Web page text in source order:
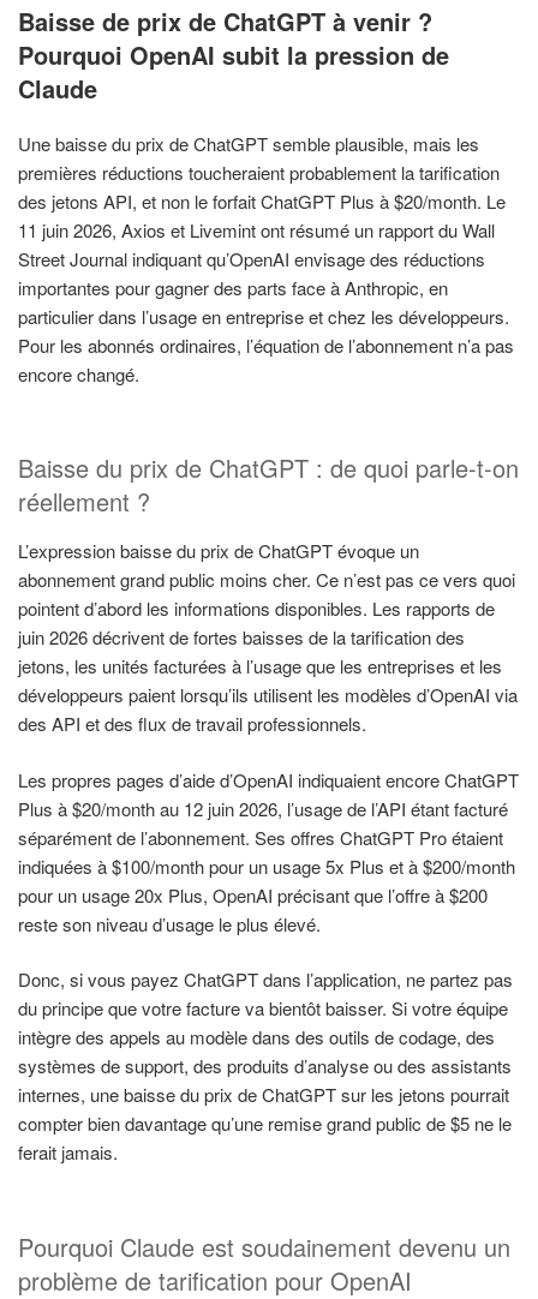
LE
Baisse de prix de ChatGPT à venir ?
Pourquoi OpenAI subit la pression de
Claude
Une baisse du prix de ChatGPT semble plausible, mais les
premières réductions toucheraient probablement la tarification
des jetons API, et non le forfait ChatGPT Plus à $20/month. Le
11 juin 2026, Axios et Livemint ont résumé un rapport du Wall
Street Journal indiquant qu’OpenAI envisage des réductions
importantes pour gagner des parts face à Anthropic, en
particulier dans l’usage en entreprise et chez les développeurs.
Pour les abonnés ordinaires, l’équation de l’abonnement n’a pas
encore changé.
Baisse du prix de ChatGPT : de quoi parle-t-on
réellement ?
L’expression baisse du prix de ChatGPT évoque un
abonnement grand public moins cher. Ce n’est pas ce vers quoi
pointent d’abord les informations disponibles. Les rapports de
juin 2026 décrivent de fortes baisses de la tarification des
jetons, les unités facturées à l’usage que les entreprises et les
développeurs paient lorsqu’ils utilisent les modèles d’OpenAI via
des API et des flux de travail professionnels.
Les propres pages d’aide d’OpenAI indiquaient encore ChatGPT
Plus à $20/month au 12 juin 2026, l’usage de l’API étant facturé
séparément de l’abonnement. Ses offres ChatGPT Pro étaient
indiquées à $100/month pour un usage 5x Plus et à $200/month
pour un usage 20x Plus, OpenAI précisant que l’offre à $200
reste son niveau d’usage le plus élevé.
Donc, si vous payez ChatGPT dans l’application, ne partez pas
du principe que votre facture va bientôt baisser. Si votre équipe
intègre des appels au modèle dans des outils de codage, des
systèmes de support, des produits d’analyse ou des assistants
internes, une baisse du prix de ChatGPT sur les jetons pourrait
compter bien davantage qu’une remise grand public de $5 ne le
ferait jamais.
Pourquoi Claude est soudainement devenu un
problème de tarification pour OpenAI